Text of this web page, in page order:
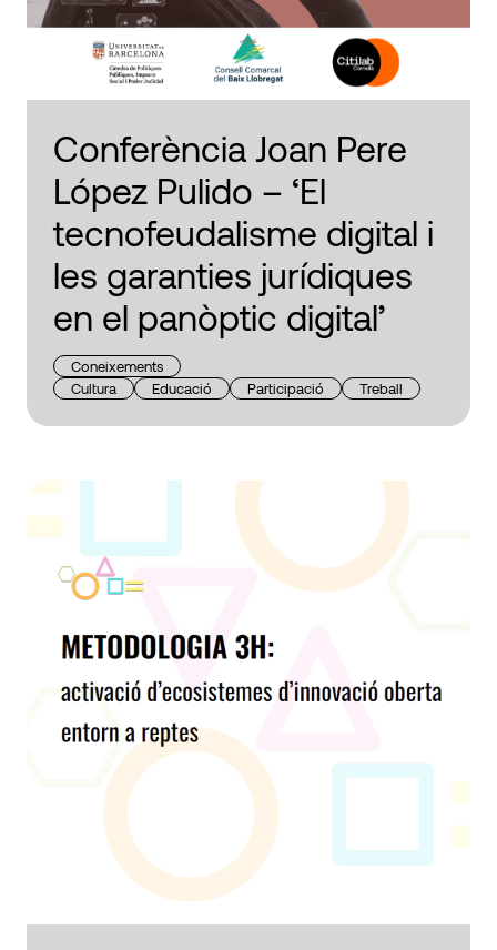
Conferència Joan Pere
López Pulido – ‘El
tecnofeudalisme digital i
les garanties jurídiques
en el panòptic digital’
Coneixements
Cultura
Educació Participació Treball